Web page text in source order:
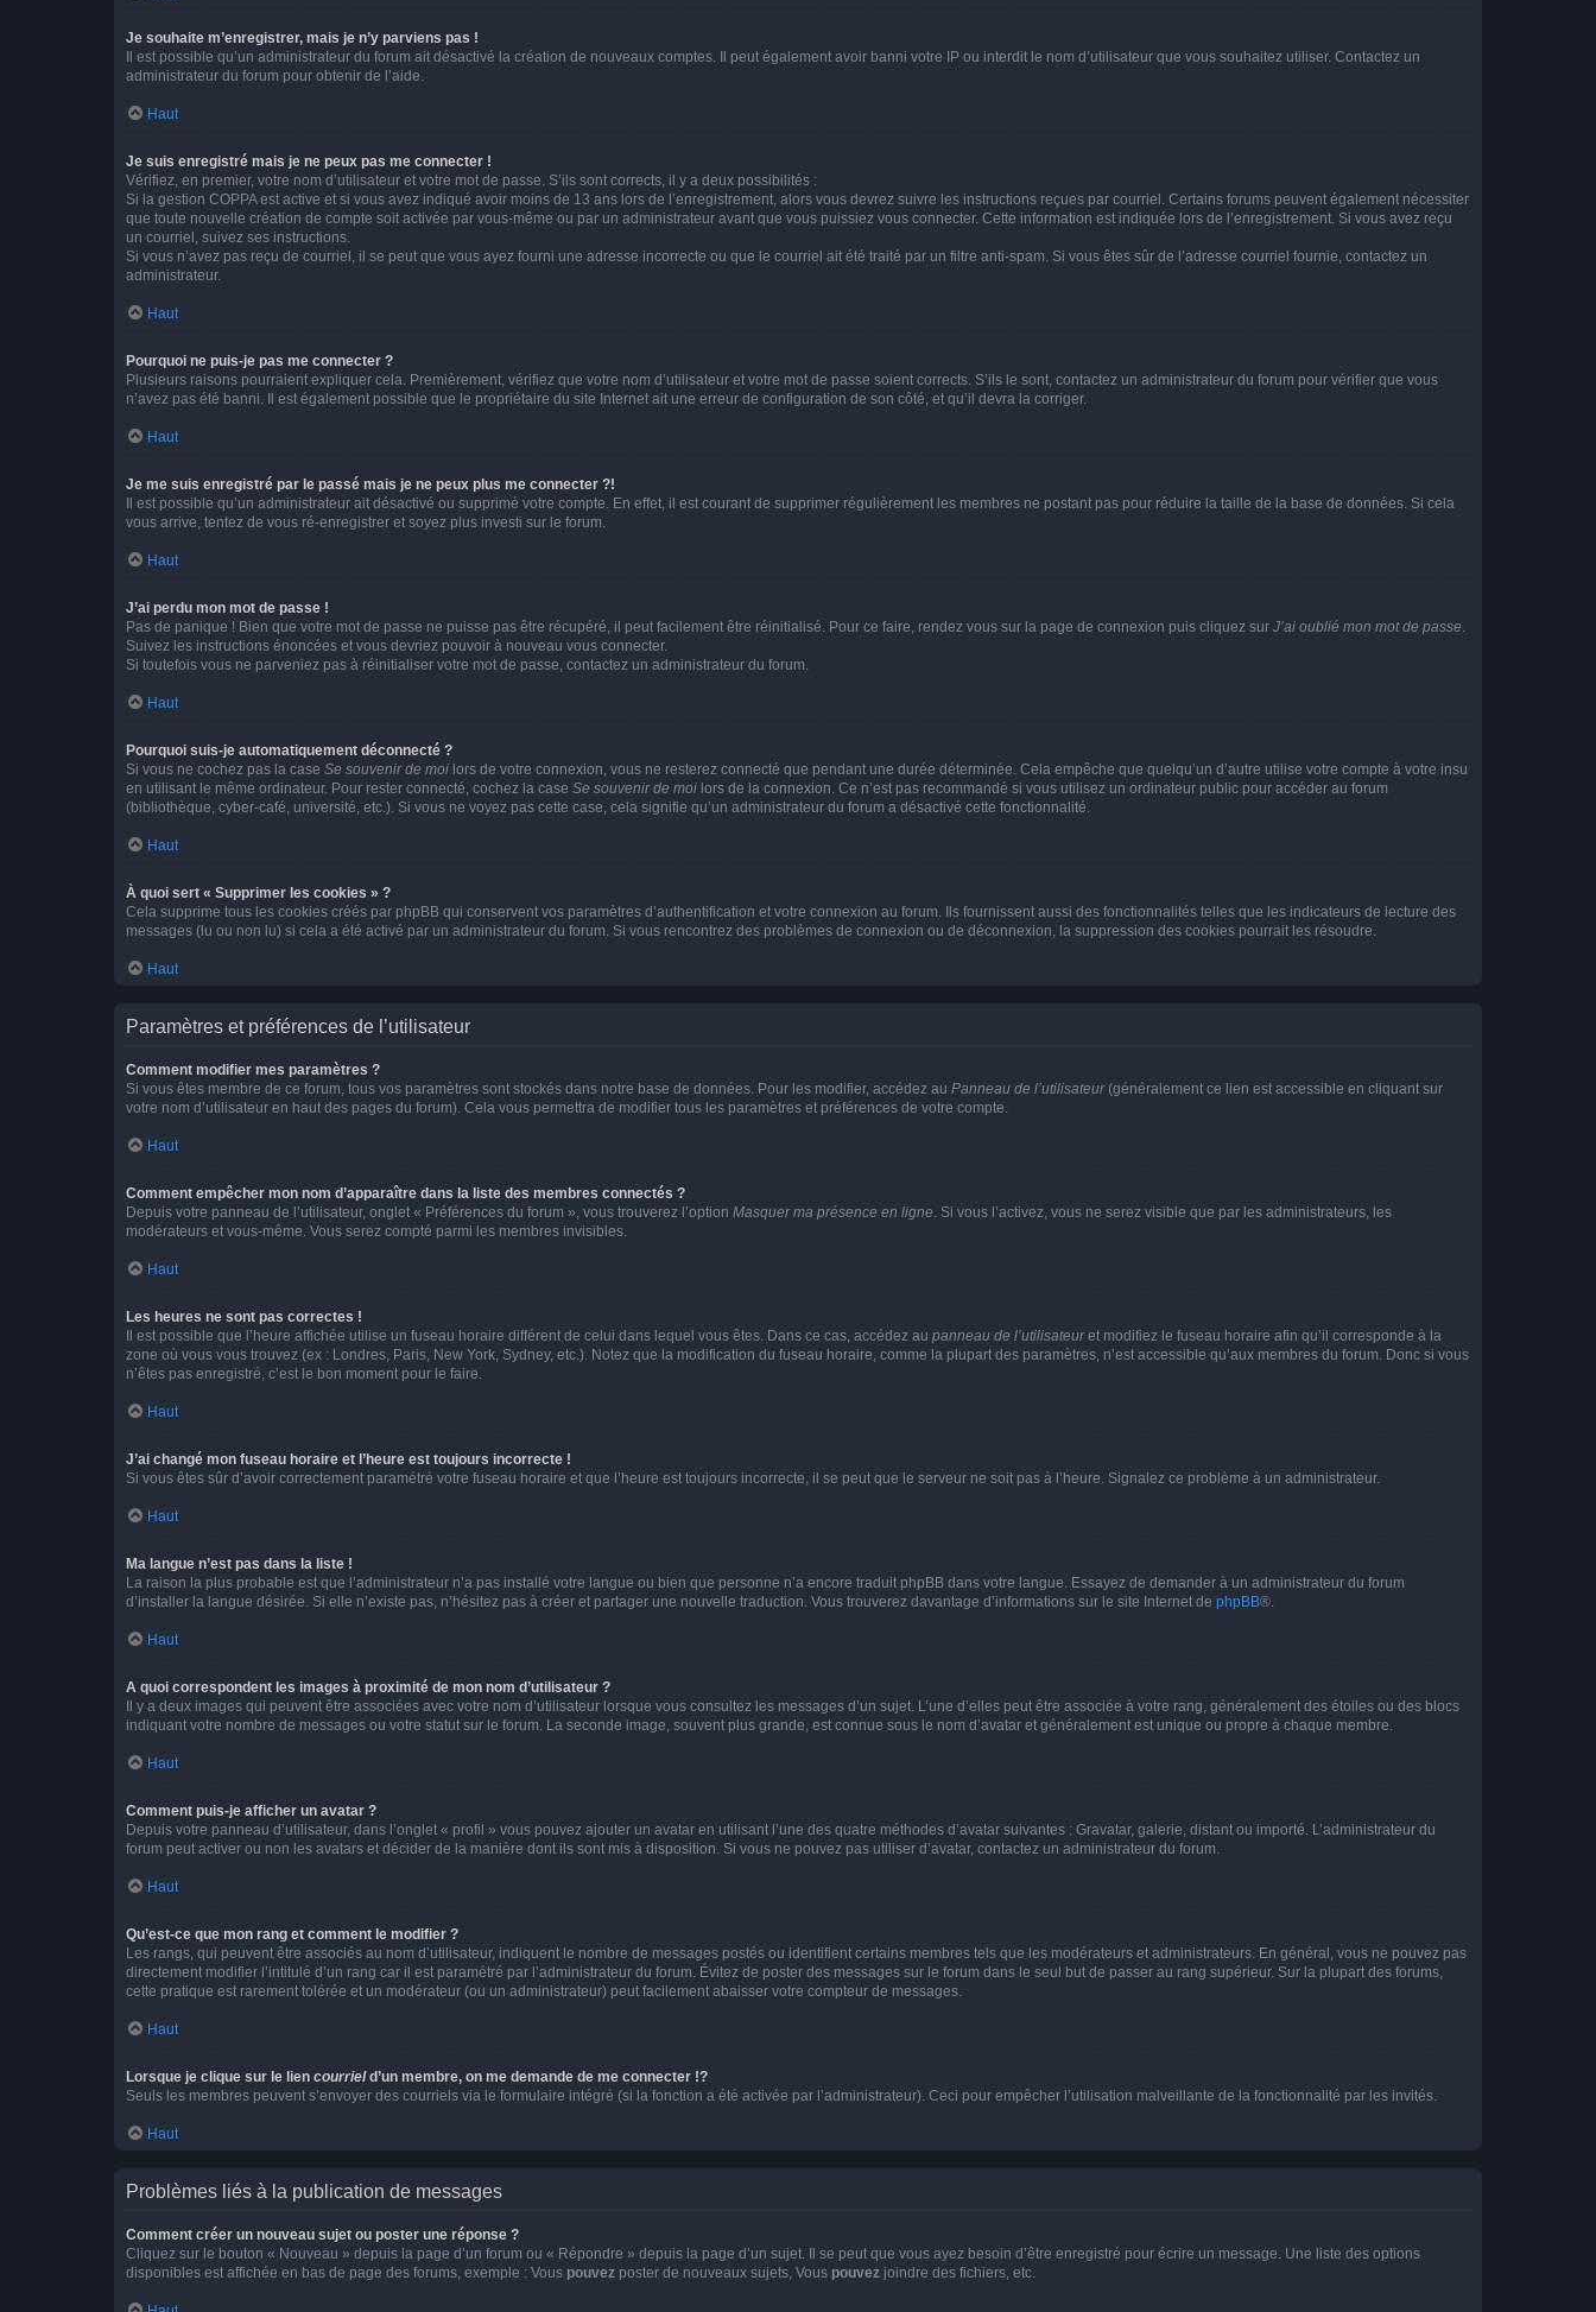
Je souhaite m’enregistrer, mais je n’y parviens pas !
Il est possible qu’un administrateur du forum ait désactivé la création de nouveaux comptes. Il peut également avoir banni votre IP ou interdit le nom d’utilisateur que vous souhaitez utiliser. Contactez un
administrateur du forum pour obtenir de l’aide.
Haut
Je suis enregistré mais je ne peux pas me connecter !
Vérifiez, en premier, votre nom d’utilisateur et votre mot de passe. S’ils sont corrects, il y a deux possibilités :
Si la gestion COPPA est active et si vous avez indiqué avoir moins de 13 ans lors de l’enregistrement, alors vous devrez suivre les instructions reçues par courriel. Certains forums peuvent également nécessiter
que toute nouvelle création de compte soit activée par vous-même ou par un administrateur avant que vous puissiez vous connecter. Cette information est indiquée lors de l’enregistrement. Si vous avez reçu
un courriel, suivez ses instructions.
Si vous n’avez pas reçu de courriel, il se peut que vous ayez fourni une adresse incorrecte ou que le courriel ait été traité par un filtre anti-spam. Si vous êtes sûr de l’adresse courriel fournie, contactez un
administrateur.
Haut
Pourquoi ne puis-je pas me connecter ?
Plusieurs raisons pourraient expliquer cela. Premièrement, vérifiez que votre nom d’utilisateur et votre mot de passe soient corrects. S’ils le sont, contactez un administrateur du forum pour vérifier que vous
n’avez pas été banni. Il est également possible que le propriétaire du site Internet ait une erreur de configuration de son côté, et qu’il devra la corriger.
Haut
Je me suis enregistré par le passé mais je ne peux plus me connecter ?!
Il est possible qu’un administrateur ait désactivé ou supprimé votre compte. En effet, il est courant de supprimer régulièrement les membres ne postant pas pour réduire la taille de la base de données. Si cela
vous arrive, tentez de vous ré-enregistrer et soyez plus investi sur le forum.
Haut
J’ai perdu mon mot de passe !
Pas de panique ! Bien que votre mot de passe ne puisse pas être récupéré, il peut facilement être réinitialisé. Pour ce faire, rendez vous sur la page de connexion puis cliquez sur J’ai oublié mon mot de passe.
Suivez les instructions énoncées et vous devriez pouvoir à nouveau vous connecter.
Si toutefois vous ne parveniez pas à réinitialiser votre mot de passe, contactez un administrateur du forum.
Haut
Pourquoi suis-je automatiquement déconnecté ?
Si vous ne cochez pas la case Se souvenir de moi lors de votre connexion, vous ne resterez connecté que pendant une durée déterminée. Cela empêche que quelqu’un d’autre utilise votre compte à votre insu
en utilisant le même ordinateur. Pour rester connecté, cochez la case Se souvenir de moi lors de la connexion. Ce n’est pas recommandé si vous utilisez un ordinateur public pour accéder au forum
(bibliothèque, cyber-café, université, etc.). Si vous ne voyez pas cette case, cela signifie qu’un administrateur du forum a désactivé cette fonctionnalité.
Haut
À quoi sert « Supprimer les cookies » ?
Cela supprime tous les cookies créés par phpBB qui conservent vos paramètres d’authentification et votre connexion au forum. Ils fournissent aussi des fonctionnalités telles que les indicateurs de lecture des
messages (lu ou non lu) si cela a été activé par un administrateur du forum. Si vous rencontrez des problèmes de connexion ou de déconnexion, la suppression des cookies pourrait les résoudre.
Haut
Paramètres et préférences de l’utilisateur
Comment modifier mes paramètres ?
Si vous êtes membre de ce forum, tous vos paramètres sont stockés dans notre base de données. Pour les modifier, accédez au Panneau de l’utilisateur(généralement ce lien est accessible en cliquant sur
votre nom d’utilisateur en haut des pages du forum). Cela vous permettra de modifier tous les paramètres et préférences de votre compte.
Haut
Comment empêcher mon nom d’apparaître dans la liste des membres connectés ?
Depuis votre panneau de l’utilisateur, onglet « Préférences du forum », vous trouverez l’option Masquer ma présence en ligne. Si vous l’activez, vous ne serez visible que par les administrateurs, les
modérateurs et vous-même. Vous serez compté parmi les membres invisibles.
Haut
Les heures ne sont pas correctes !
Il est possible que l’heure affichée utilise un fuseau horaire différent de celui dans lequel vous êtes. Dans ce cas, accédez au panneau de l’utilisateuret modifiez le fuseau horaire afin qu’il corresponde à la
zone où vous vous trouvez (ex : Londres, Paris, New York, Sydney, etc.). Notez que la modification du fuseau horaire, comme la plupart des paramètres, n’est accessible qu’aux membres du forum. Donc si vous
n’êtes pas enregistré, c’est le bon moment pour le faire.
Haut
J’ai changé mon fuseau horaire et l’heure est toujours incorrecte !
Si vous êtes sûr d’avoir correctement paramétré votre fuseau horaire et que l’heure est toujours incorrecte, il se peut que le serveur ne soit pas à l’heure. Signalez ce problème à un administrateur.
Haut
Ma langue n’est pas dans la liste !
La raison la plus probable est que l’administrateur n’a pas installé votre langue ou bien que personne n’a encore traduit phpBB dans votre langue. Essayez de demander à un administrateur du forum
d’installer la langue désirée. Si elle n’existe pas, n’hésitez pas à créer et partager une nouvelle traduction. Vous trouverez davantage d’informations sur le site Internet de phpBB®.
Haut
A quoi correspondent les images à proximité de mon nom d’utilisateur ?
Il y a deux images qui peuvent être associées avec votre nom d’utilisateur lorsque vous consultez les messages d’un sujet. L’une d’elles peut être associée à votre rang, généralement des étoiles ou des blocs
indiquant votre nombre de messages ou votre statut sur le forum. La seconde image, souvent plus grande, est connue sous le nom d’avatar et généralement est unique ou propre à chaque membre.
Haut
Comment puis-je afficher un avatar ?
Depuis votre panneau d’utilisateur, dans l’onglet « profil » vous pouvez ajouter un avatar en utilisant l’une des quatre méthodes d’avatar suivantes : Gravatar, galerie, distant ou importé. L’administrateur du
forum peut activer ou non les avatars et décider de la manière dont ils sont mis à disposition. Si vous ne pouvez pas utiliser d’avatar, contactez un administrateur du forum.
Haut
Qu’est-ce que mon rang et comment le modifier ?
Les rangs, qui peuvent être associés au nom d’utilisateur, indiquent le nombre de messages postés ou identifient certains membres tels que les modérateurs et administrateurs. En général, vous ne pouvez pas
directement modifier l’intitulé d’un rang car il est paramétré par l’administrateur du forum. Évitez de poster des messages sur le forum dans le seul but de passer au rang supérieur. Sur la plupart des forums,
cette pratique est rarement tolérée et un modérateur (ou un administrateur) peut facilement abaisser votre compteur de messages.
Haut
Lorsque je clique sur le lien courrield’un membre, on me demande de me connecter !?
Seuls les membres peuvent s’envoyer des courriels via le formulaire intégré (si la fonction a été activée par l’administrateur). Ceci pour empêcher l’utilisation malveillante de la fonctionnalité par les invités.
Haut
Problèmes liés à la publication de messages
Comment créer un nouveau sujet ou poster une réponse ?
Cliquez sur le bouton « Nouveau » depuis la page d’un forum ou « Répondre » depuis la page d’un sujet. Il se peut que vous ayez besoin d’être enregistré pour écrire un message. Une liste des options
disponibles est affichée en bas de page des forums, exemple : Vous pouvez poster de nouveaux sujets, Vous pouvez joindre des fichiers, etc.